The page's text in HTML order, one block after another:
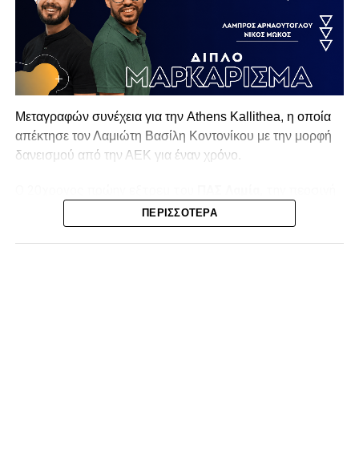
Μεταγραφών συνέχεια για την Athens Kallithea, η οποία
απέκτησε τον Λαμιώτη Βασίλη Κοντονίκου με την μορφή
δανεισμού από την ΑΕΚ για έναν χρόνο.
σεζόν στην Superbet League 2 είχε απολογισμό 20
συμμετοχές, δύο γκολ και ισάριθμες ασίστ με τον ΠΑΣ
Γιάννινα. Στο παρελθόν έχει αγωνιστεί σε Λαμία (10
ΠΕΡΙΣΣΌΤΕΡΑ